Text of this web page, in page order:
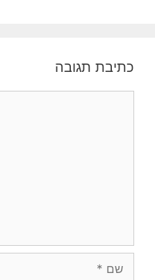
כתיבת תגובה